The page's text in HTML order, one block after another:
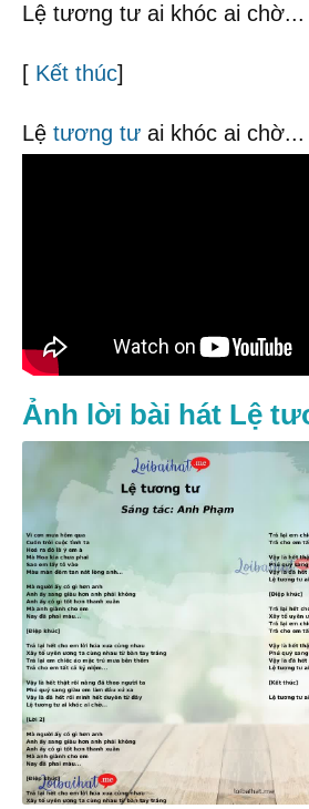
Lệ tương tư ai khóc ai chờ...
[ Kết thúc]
Lệ tương tư ai khóc ai chờ...
Ảnh lời bài hát Lệ